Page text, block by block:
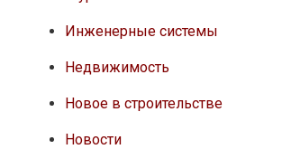
Инженерные системы
Недвижимость
Новое в строительстве
Новости